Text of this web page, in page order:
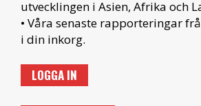
utvecklingen i Asien, Afrika och
• Våra senaste rapporteringar
i din inkorg.
LOGGA IN